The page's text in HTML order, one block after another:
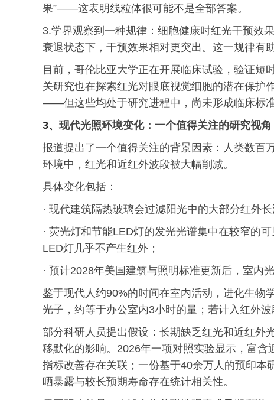
果”——这表明线粒体很可能不是全部答案。
3.学界观察到一种规律：细胞健康时红光干预效
衰退状态下，干预效果相对更突出。这一规律有
目前，哥伦比亚大学正在开展临床试验，验证短
关研究也在探索红光对眼底视觉细胞的潜在保护
——但这些均处于研究进程中，尚未形成临床标准
3、 现代光照环境变化：一个值得关注的研究视角
报道提出了一个值得关注的背景因素：人类数百
环境中，红光和近红外波段被大幅削减。
具体变化包括：
· 现代建筑隔热玻璃会过滤阳光中的大部分红外长
· 荧光灯和节能LED灯的发光光谱集中在较窄的
LED灯几乎不产生红外；
· 预计2028年美国建筑与照明标准更新后，室内
鉴于现代人约90%的时间在室内活动，进化生物
光子，约等于办公室内3小时的量；若计入红外波
部分科研人员提出假设：长期缺乏红光和近红外
移默化的影响。2026年一项对照实验显示，富
指标改善存在关联；一份基于40余万人的预印本
晒暴露与较长预期寿命存在统计相关性。